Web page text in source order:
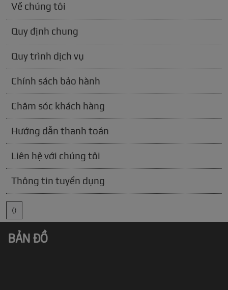
Về chúng tôi
Quy định chung
Quy trình dịch vụ
Chính sách bảo hành
Chăm sóc khách hàng
Hướng dẫn thanh toán
Liên hệ với chúng tôi
Thông tin tuyển dụng
()
BẢN ĐỒ